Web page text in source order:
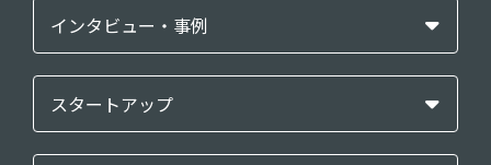
インタビュー・事例
スタートアップ